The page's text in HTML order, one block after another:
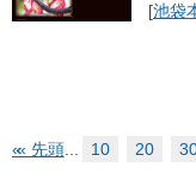
[池袋
« 先頭
« ... 10 20